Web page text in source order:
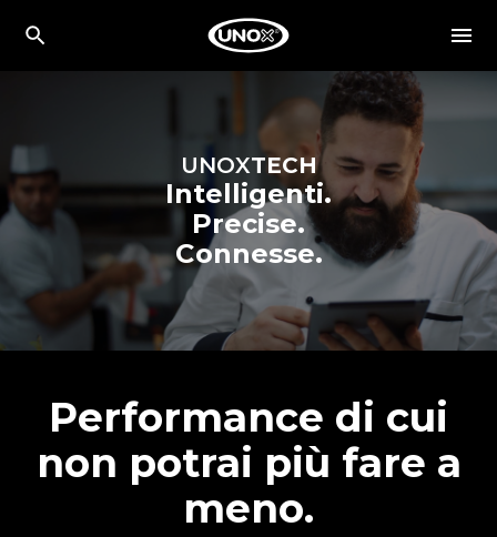
UNOXTECH
Intelligenti.
Precise.
Connesse.
Performance di cui
non potrai più fare a
meno.